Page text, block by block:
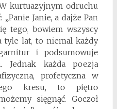
kurtuazyjnym odruchu
Janie, a dajże Pan
tego, bowiem wszyscy
tyle lat, to niemal każdy
i podsumowuje
Jednak każda poezja
profetyczna w
kresu, to piętro
sięgnąć. Goczoł